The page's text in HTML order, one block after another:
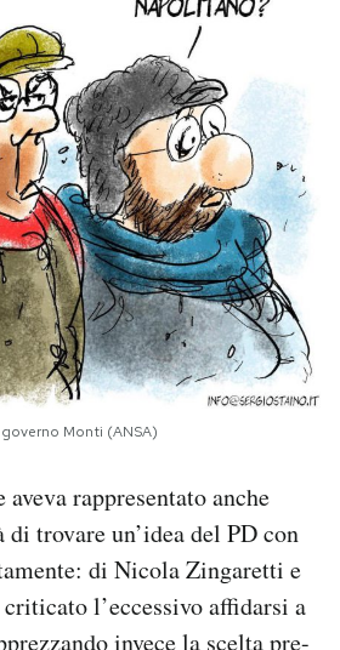
Monti (ANSA)
rappresentato anche
trovare un’idea del PD con
di Nicola Zingaretti e
l’eccessivo affidarsi a
invece la scelta pre-